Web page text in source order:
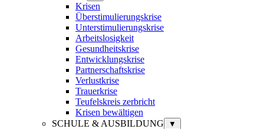
Krisen
Überstimulierungskrise
Unterstimulierungskrise
Arbeitslosigkeit
Gesundheitskrise
Entwicklungskrise
Partnerschaftskrise
Verlustkrise
Trauerkrise
Teufelskreis zerbricht
Krisen bewältigen
SCHULE & AUSBILDUNG
▼